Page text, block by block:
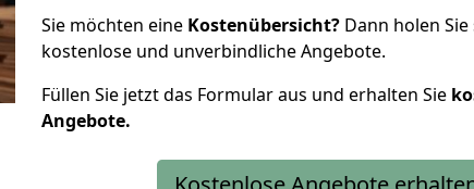
Sie möchten eine Kostenübersicht? Dann holen
kostenlose und unverbindliche Angebote.
Füllen Sie jetzt das Formular aus und erhalten Sie
Angebote.